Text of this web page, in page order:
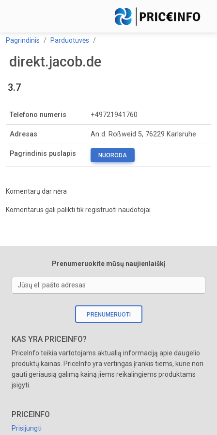
Pagrindinis Parduotuvės
direkt.jacob.de
3.7
Telefono numeris +49721941760
Adresas An d. Roßweid 5, 76229 Karlsruhe
Pagrindinis puslapis NUORODA
Komentarų dar nėra
Komentarus gali palikti tik registruoti naudotojai
Prenumeruokite mūsų naujienlaiškį
Jūsų el. pašto adresas
PRENUMERUOTI
KAS YRA PRICEINFO?
PriceInfo teikia vartotojams aktualią informaciją apie daugelio
produktų kainas. PriceInfo yra vertingas įrankis tiems, kurie nori
gauti geriausią galimą kainą jiems reikalingiems produktams
įsigyti.
PRICEINFO
Prisijungti